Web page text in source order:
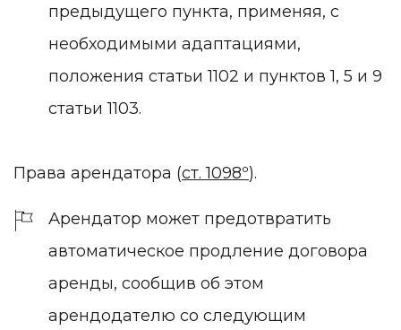
предыдущего пункта, применяя, с
необходимыми адаптациями,
положения статьи 1102 и пунктов 1, 5 и 9
статьи 1103.
Права арендатора (ст. 1098º).
Арендатор может предотвратить
автоматическое продление договора
аренды, сообщив об этом
арендодателю со следующим